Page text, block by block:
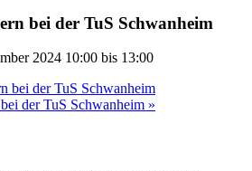
bei der TuS Schwanheim
2024 10:00bis 13:00
bei der TuS Schwanheim
der TuS Schwanheim »